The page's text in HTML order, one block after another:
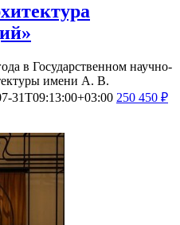
в Государственном научно-
имени А. В.
31T09:13:00+03:00 250 450 ₽